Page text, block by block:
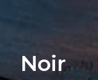
Noir